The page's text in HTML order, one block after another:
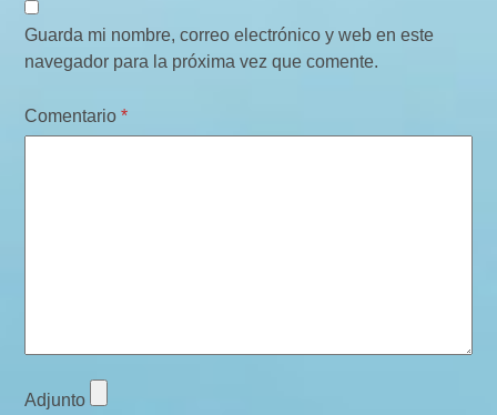
Guarda mi nombre, correo electrónico y web en este
navegador para la próxima vez que comente.
Comentario*
Adjunto